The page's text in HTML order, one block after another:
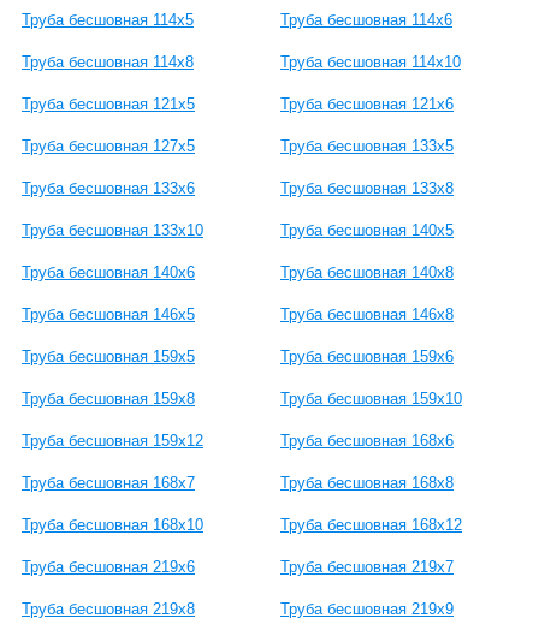
Труба бесшовная 114х5 Труба бесшовная 114х6
Труба бесшовная 114х8 Труба бесшовная 114х10
Труба бесшовная 121х5 Труба бесшовная 121х6
Труба бесшовная 127х5 Труба бесшовная 133х5
Труба бесшовная 133х6 Труба бесшовная 133х8
Труба бесшовная 133х10 Труба бесшовная 140х5
Труба бесшовная 140х6 Труба бесшовная 140х8
Труба бесшовная 146х5 Труба бесшовная 146х8
Труба бесшовная 159х5 Труба бесшовная 159х6
Труба бесшовная 159х8 Труба бесшовная 159х10
Труба бесшовная 159х12 Труба бесшовная 168х6
Труба бесшовная 168х7 Труба бесшовная 168х8
Труба бесшовная 168х10 Труба бесшовная 168х12
Труба бесшовная 219х6 Труба бесшовная 219х7
Труба бесшовная 219х8 Труба бесшовная 219х9